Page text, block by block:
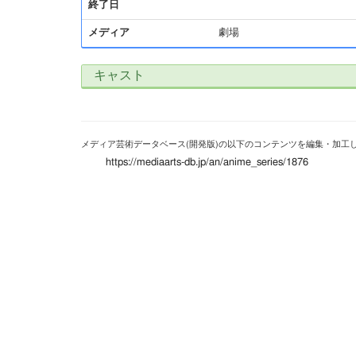
終了日
メディア 劇場
キャスト
メディア芸術データベース(開発版)の以下のコンテンツを編集・加工
https://mediaarts-db.jp/an/anime_series/1876